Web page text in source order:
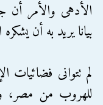
الأدهى والأمر أن
بيانا يريد به أن
لم تتوانى
للهروب من مصر،